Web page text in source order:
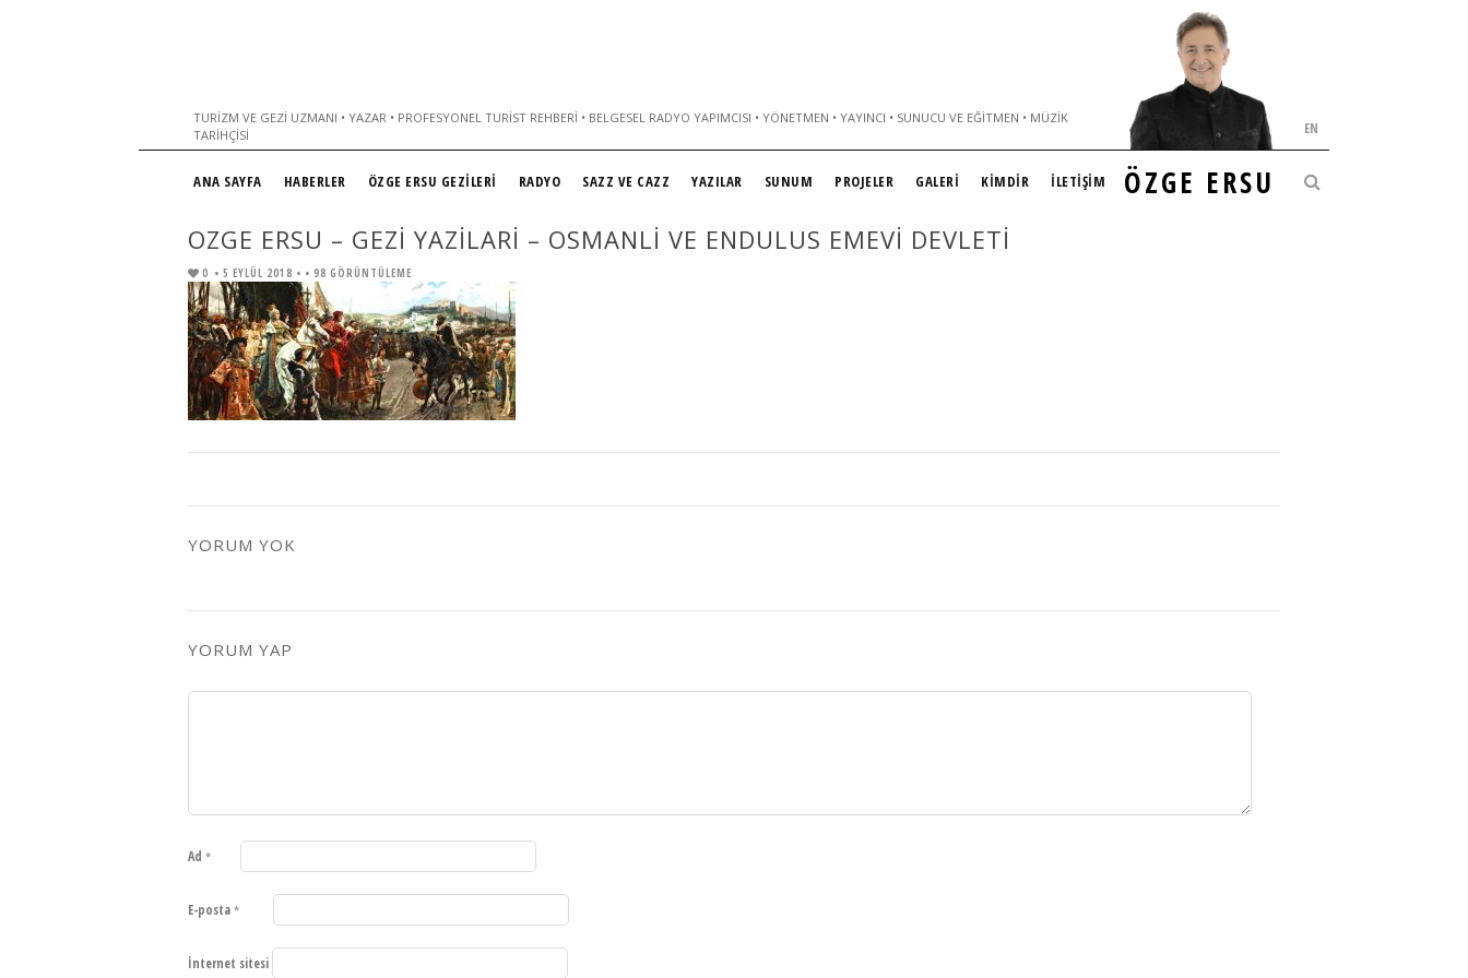
TURIZM VE GEZI UZMANI • YAZAR • PROFESYONEL TURIST REHBERI • BELGESEL RADYO YAPIMCISI • YÖNETMEN • YAYINCI • SUNUCU VE EĞITMEN • MÜZIK
TARIHÇISI
ÖZGE ERSU
EN
ANA SAYFA HABERLER ÖZGE ERSU GEZİLERİ RADYO SAZZ VE CAZZ YAZILAR SUNUM PROJELER GALERİ KİMDİR İLETİŞİM
OZGE ERSU – GEZI YAZILARI – OSMANLI VE ENDULUS EMEVI DEVLETI
0 • 5 EYLÜL 2018 • • 98 GÖRÜNTÜLEME
YORUM YOK
YORUM YAP
Ad *
E-posta *
İnternet sitesi